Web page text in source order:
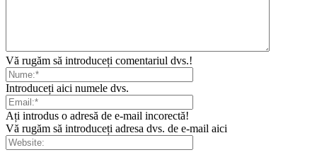
Vă rugăm să introduceți comentariul dvs.!
Introduceți aici numele dvs.
Ați introdus o adresă de e-mail incorectă!
Vă rugăm să introduceți adresa dvs. de e-mail aici